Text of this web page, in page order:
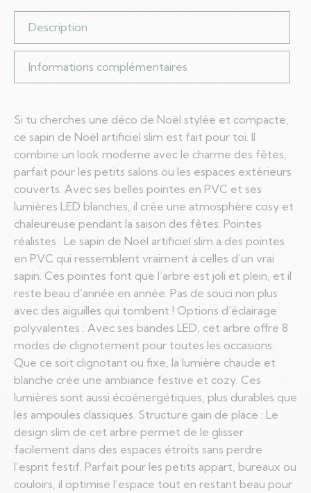
Description
Informations complémentaires
Si tu cherches une déco de Noël stylée et compacte,
ce sapin de Noël artificiel slim est fait pour toi. Il
combine un look moderne avec le charme des fêtes,
parfait pour les petits salons ou les espaces extérieurs
couverts. Avec ses belles pointes en PVC et ses
lumières LED blanches, il crée une atmosphère cosy et
chaleureuse pendant la saison des fêtes. Pointes
réalistes : Le sapin de Noël artificiel slim a des pointes
en PVC qui ressemblent vraiment à celles d’un vrai
sapin. Ces pointes font que l’arbre est joli et plein, et il
reste beau d’année en année. Pas de souci non plus
avec des aiguilles qui tombent ! Options d’éclairage
polyvalentes : Avec ses bandes LED, cet arbre offre 8
modes de clignotement pour toutes les occasions.
Que ce soit clignotant ou fixe, la lumière chaude et
blanche crée une ambiance festive et cozy. Ces
lumières sont aussi écoénergétiques, plus durables que
les ampoules classiques. Structure gain de place : Le
design slim de cet arbre permet de le glisser
facilement dans des espaces étroits sans perdre
l’esprit festif. Parfait pour les petits appart, bureaux ou
couloirs, il optimise l’espace tout en restant beau pour